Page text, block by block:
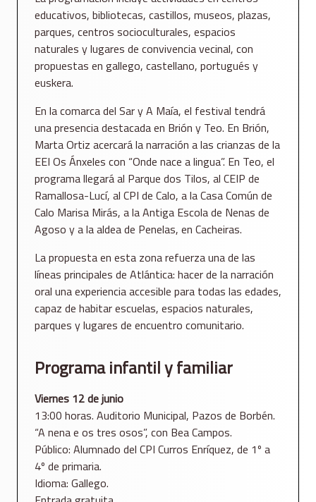
educativos, bibliotecas, castillos, museos, plazas,
parques, centros socioculturales, espacios
naturales y lugares de convivencia vecinal, con
propuestas en gallego, castellano, portugués y
euskera.
En la comarca del Sar y A Maía, el festival tendrá
una presencia destacada en Brión y Teo. En Brión,
Marta Ortiz acercará la narración a las crianzas de la
EEI Os Ánxeles con “Onde nace a lingua”. En Teo, el
programa llegará al Parque dos Tilos, al CEIP de
Ramallosa-Lucí, al CPI de Calo, a la Casa Común de
Calo Marisa Mirás, a la Antiga Escola de Nenas de
Agoso y a la aldea de Penelas, en Cacheiras.
La propuesta en esta zona refuerza una de las
líneas principales de Atlántica: hacer de la narración
oral una experiencia accesible para todas las edades,
capaz de habitar escuelas, espacios naturales,
parques y lugares de encuentro comunitario.
Programa infantil y familiar
Viernes 12 de junio
13:00 horas. Auditorio Municipal, Pazos de Borbén.
“A nena e os tres osos”, con Bea Campos.
Público: Alumnado del CPI Curros Enríquez, de 1º a
4º de primaria.
Idioma: Gallego.